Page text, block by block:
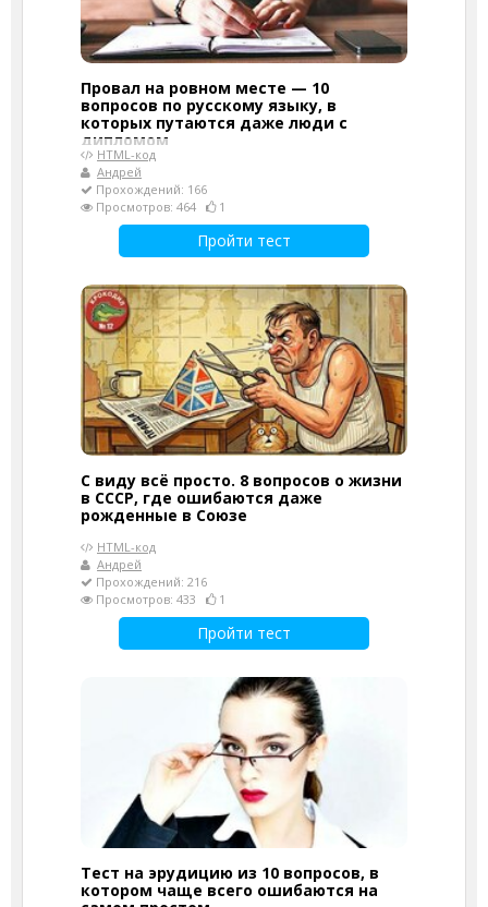
Провал на ровном месте — 10
вопросов по русскому языку, в
которых путаются даже люди с
дипломом
HTML-код
Андрей
Прохождений: 166
Просмотров: 464
1
Пройти тест
С виду всё просто. 8 вопросов о жизни
в СССР, где ошибаются даже
рожденные в Союзе
HTML-код
Андрей
Прохождений: 216
Просмотров: 433
1
Пройти тест
Тест на эрудицию из 10 вопросов, в
котором чаще всего ошибаются на